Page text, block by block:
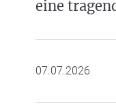
eine
07.07.2026